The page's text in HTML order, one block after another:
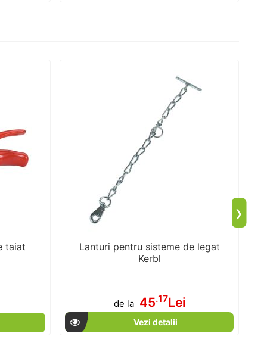
taiat
Lanturi pentru sisteme de legat
Kerbl
de la 45.17Lei
Vezi detalii
›